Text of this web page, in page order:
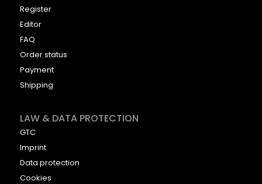
Register
Editor
FAQ
Order status
Payment
Shipping
LAW & DATA PROTECTION
GTC
Imprint
Data protection
Cookies